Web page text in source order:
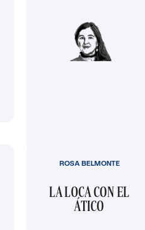
LA LOCA CON EL
ÁTICO
ROSA BELMONTE